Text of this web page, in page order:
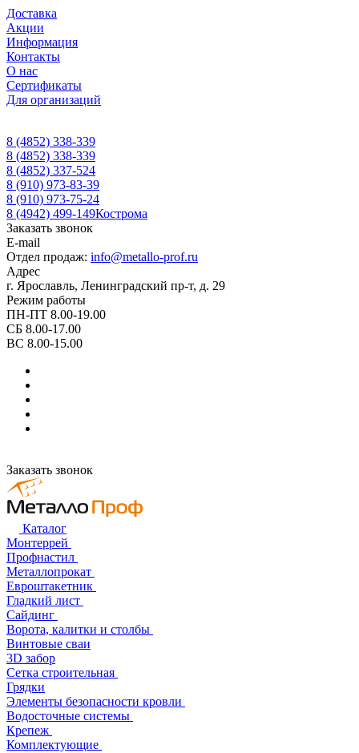
Доставка
Акции
Информация
Контакты
О нас
Сертификаты
Для организаций
8 (4852) 338-339
8 (4852) 338-339
8 (4852) 337-524
8 (910) 973-83-39
8 (910) 973-75-24
8 (4942) 499-149Кострома
Заказать звонок
E-mail
Отдел продаж: info@metallo-prof.ru
Адрес
г. Ярославль, Ленинградский пр-т, д. 29
Режим работы
ПН-ПТ 8.00-19.00
СБ 8.00-17.00
ВС 8.00-15.00
Заказать звонок
Каталог
Монтеррей
Профнастил
Металлопрокат
Евроштакетник
Гладкий лист
Сайдинг
Ворота, калитки и столбы
Винтовые сваи
3D забор
Сетка строительная
Грядки
Элементы безопасности кровли
Водосточные системы
Крепеж
Комплектующие